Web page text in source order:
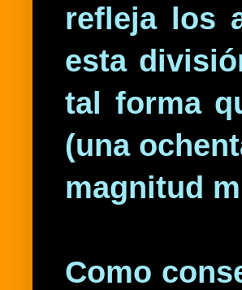
refleja los
esta
tal forma
(una
magnitud
Como